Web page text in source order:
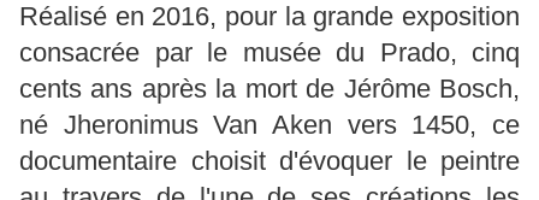
Réalisé en 2016, pour la grande exposition
consacrée par le musée du Prado, cinq
cents ans après la mort de Jérôme Bosch,
né Jheronimus Van Aken vers 1450, ce
documentaire choisit d'évoquer le peintre